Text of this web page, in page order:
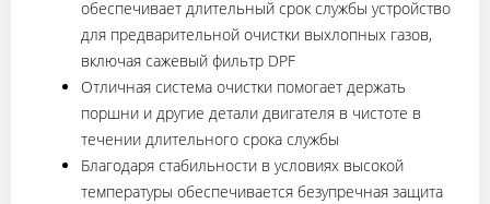
обеспечивает длительный срок службы устройство
для предварительной очистки выхлопных газов,
включая сажевый фильтр DPF
Отличная система очистки помогает держать
поршни и другие детали двигателя в чистоте в
течении длительного срока службы
Благодаря стабильности в условиях высокой
температуры обеспечивается безупречная защита